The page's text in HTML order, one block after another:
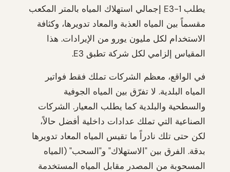
يطلب E3-1 إجمالي استهلاك المياه بالمتر المكعب
مقسماً بين المياه العذبة والمعاد تدويرها، وكثافة
الاستخدام لكل مليون يورو من الإيرادات. هذا
المقياس إلزامي لكل شركة تطبق E3.
في الواقع، معظم الشركات تملك فقط فواتير
المياه البلدية. لا تفرّق بين المياه الجوفية
والسطحية والبلدية كما يطلب المعيار. الشركات
الصناعية التي تملك عدادات داخلية أفضل حالاً،
لكن حتى تلك نادراً ما تقيس المياه المعاد تدويرها
بدقة. الفرق بين "الاستهلاك" و"السحب" (المياه
المسحوبة من المصدر مقابل المياه المستخدمة